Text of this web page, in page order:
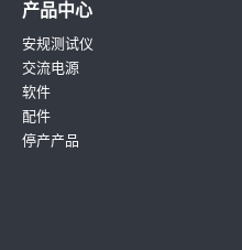
产品中心
安规测试仪
交流电源
软件
配件
停产产品